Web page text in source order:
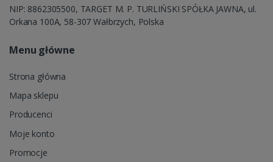
NIP: 8862305500, TARGET M. P. TURLIŃSKI SPÓŁKA JAWNA, ul.
Orkana 100A, 58-307 Wałbrzych, Polska
Menu główne
Strona główna
Mapa sklepu
Producenci
Moje konto
Promocje